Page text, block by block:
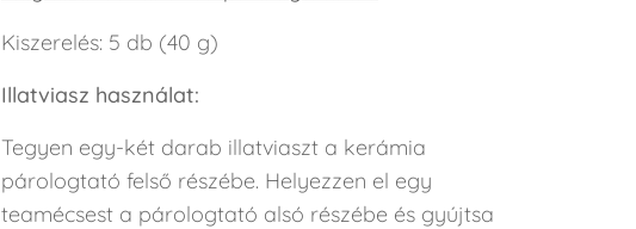
Kiszerelés: 5 db (40 g)
Illatviasz használat:
Tegyen egy-két darab illatviaszt a kerámia
párologtató felső részébe. Helyezzen el egy
teamécsest a párologtató alsó részébe és gyújtsa